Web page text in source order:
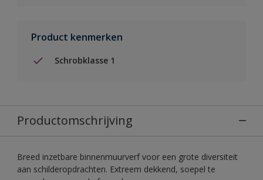
Product kenmerken
Schrobklasse 1
Productomschrijving
Breed inzetbare binnenmuurverf voor een grote diversiteit
aan schilderopdrachten. Extreem dekkend, soepel te